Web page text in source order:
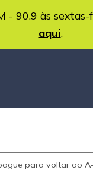
- 90.9 às
aqui.
para voltar ao